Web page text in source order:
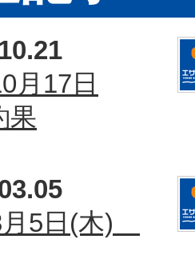
月17日
果
月5日(木)